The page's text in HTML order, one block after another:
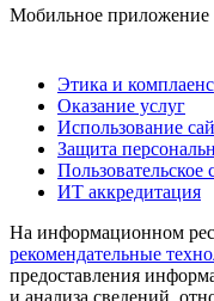
Мобильное приложение
Этика и комплаенс
Оказание услуг
Использование
Защита
Пользовательское
ИТ аккредитация
На информационном
рекомендательные
предоставления